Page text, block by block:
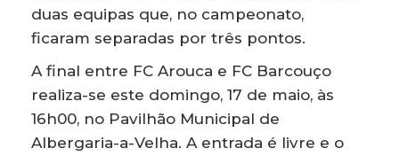
duas equipas que, no campeonato,
ficaram separadas por três pontos.
A final entre FC Arouca e FC Barcouço
realiza-se este domingo, 17 de maio, às
16h00, no Pavilhão Municipal de
Albergaria-a-Velha. A entrada é livre e o